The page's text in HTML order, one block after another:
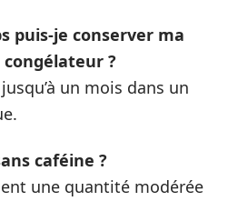
puis-je conserver ma
?
un mois dans un
caféine ?
une quantité modérée